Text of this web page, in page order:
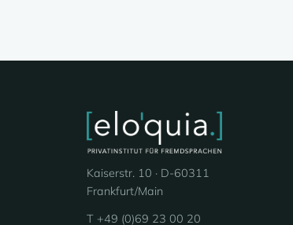
Kaiserstr. 10 · D-60311
Frankfurt/Main
T +49 (0)69 23 00 20